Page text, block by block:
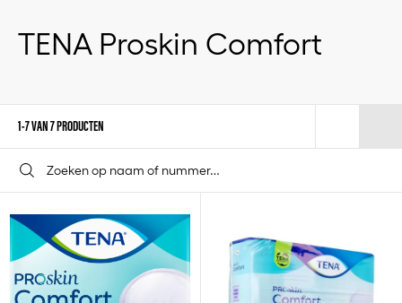
TENA Proskin Comfort
1-7 VAN 7 PRODUCTEN
Tena